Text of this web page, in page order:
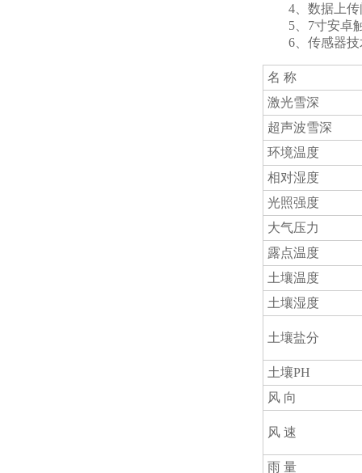
4、数据上传
5、7寸安卓触
6、传感器技
名 称
激光雪深
超声波雪深
环境温度
相对湿度
光照强度
大气压力
露点温度
土壤温度
土壤湿度
土壤盐分
土壤PH
风 向
风 速
雨 量